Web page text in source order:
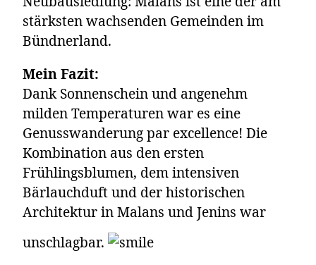
stärksten wachsenden Gemeinden im
Bündnerland.
Mein Fazit:
Dank Sonnenschein und angenehm
milden Temperaturen war es eine
Genusswanderung par excellence! Die
Kombination aus den ersten
Frühlingsblumen, dem intensiven
Bärlauchduft und der historischen
Architektur in Malans und Jenins war
unschlagbar.